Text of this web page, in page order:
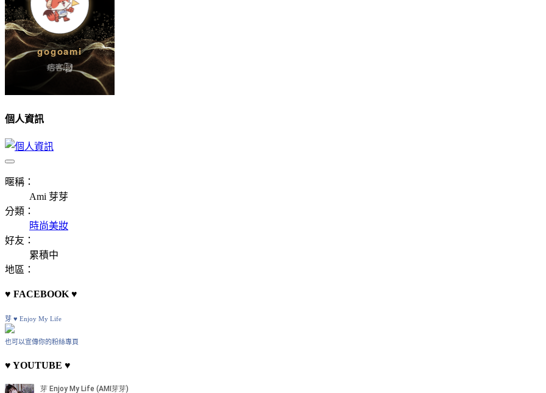
個人資訊
暱稱：
Ami 芽芽
分類：
時尚美妝
好友：
累積中
地區：
♥ FACEBOOK ♥
芽 ♥ Enjoy My Life
也可以宣傳你的粉絲專頁
♥ YOUTUBE ♥